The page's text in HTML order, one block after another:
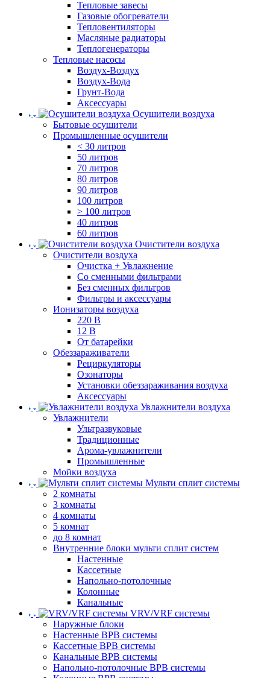
Тепловые завесы
Газовые обогреватели
Тепловентиляторы
Масляные радиаторы
Теплогенераторы
Тепловые насосы
Воздух-Воздух
Воздух-Вода
Грунт-Вода
Аксессуары
Осушители воздуха
Бытовые осушители
Промышленные осушители
< 30 литров
50 литров
70 литров
80 литров
90 литров
100 литров
> 100 литров
40 литров
60 литров
Очистители воздуха
Очистители воздуха
Очистка + Увлажнение
Cо сменными фильтрами
Без сменных фильтров
Фильтры и аксессуары
Ионизаторы воздуха
220 В
12 В
От батарейки
Обеззараживатели
Рециркуляторы
Озонаторы
Установки обеззараживания воздуха
Аксессуары
Увлажнители воздуха
Увлажнители
Ультразвуковые
Традиционные
Арома-увлажнители
Промышленные
Мойки воздуха
Мульти сплит системы
2 комнаты
3 комнаты
4 комнаты
5 комнат
до 8 комнат
Внутренние блоки мульти сплит систем
Настенные
Кассетные
Напольно-потолочные
Колонные
Канальные
VRV/VRF системы
Наружные блоки
Настенные ВРВ системы
Кассетные ВРВ системы
Канальные ВРВ системы
Напольно-потолочные ВРВ системы